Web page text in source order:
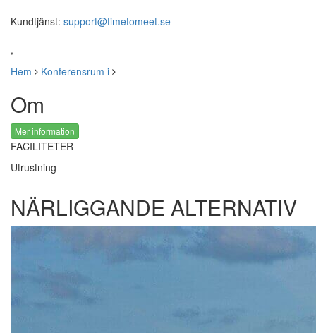
Kundtjänst: support@timetomeet.se
,
Hem
Konferensrum i
Om
Mer information
FACILITETER
Utrustning
NÄRLIGGANDE ALTERNATIV